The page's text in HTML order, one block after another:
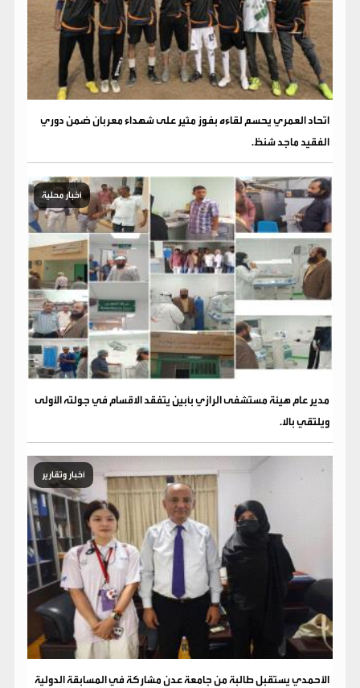
اتحاد العمري يحسم لقاءه بفوز مثير على شهداء معربان ضمن دوري
الفقيد ماجد شنظ.
أخبار محلية
مدير عام هيئة مستشفى الرازي بأبين يتفقد الاقسام في جولته الأولى
ويلتقي بالا.
أخبار وتقارير
الأحمدي يستقبل طالبة من جامعة عدن مشاركة في المسابقة الدولية